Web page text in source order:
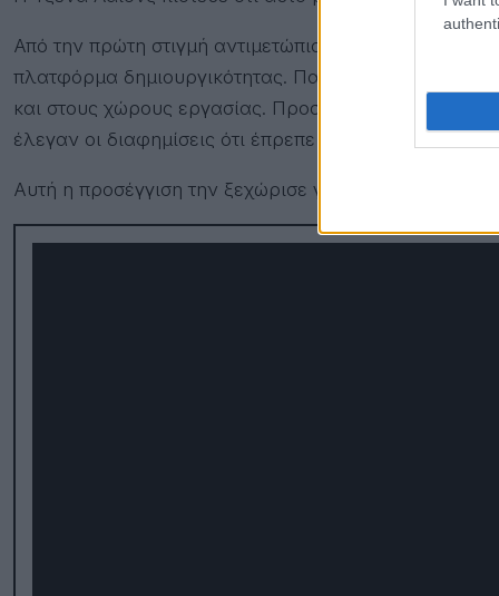
Από την πρώτη στιγμή αντιμετώπισε την εταιρεία
πλατφόρμα δημιουργικότητας. Παρατηρούσε τι
και στους χώρους εργασίας. Προσπαθούσε να
έλεγαν οι διαφημίσεις ότι έπρεπε να θέλουν.
Αυτή η προσέγγιση την ξεχώρισε γρήγορα.